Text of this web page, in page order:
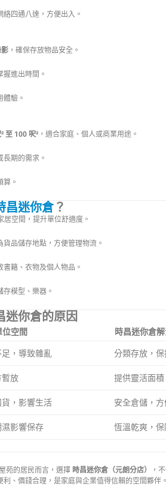
四通八達，方便出入。
，確保存放物品安全。
握進出時間。
體驗。
至 100 呎² ，適合家庭、個人或商業用途。
期的需求。
算。
昌迷你倉？
居空間，提升單位舒適度。
貨品儲存地點，方便管理物流。
書籍、衣物及個人物品。
存模型、樂器。
迷你倉的原因
位空間 時昌迷你倉
，導致雜亂 分類存放，
暫放 提供靈活面
貨，影響生活 安全倉儲，
影響保存 恆溫乾爽，
苑的居民而言，選擇 時昌迷你倉（元朗分店）
，
利、價錢合理，是家庭與企業值得信賴的空間夥伴